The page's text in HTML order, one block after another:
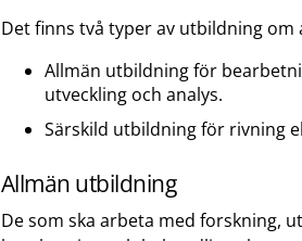
Det finns två typer av utbildning om
Allmän utbildning för
utveckling och analys.
Särskild utbildning för rivning
Allmän utbildning
De som ska arbeta med forskning,